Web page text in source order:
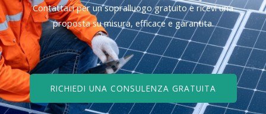
Contattaci per un sopralluogo gratuito e ricevi una
proposta su misura, efficace e garantita.
RICHIEDI UNA CONSULENZA GRATUITA